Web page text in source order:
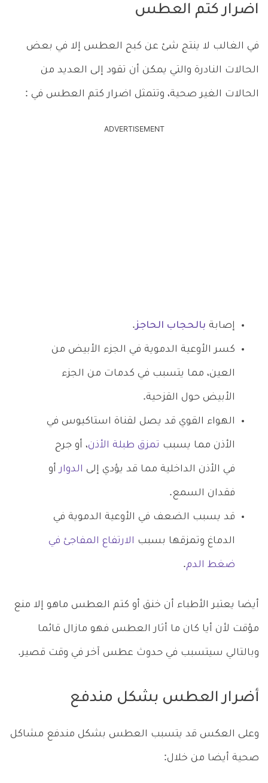
اضرار كتم العطس
في الغالب لا ينتج شئ عن كبح العطس إلا في بعض
الحالات النادرة والتي يمكن أن تقود إلى العديد من
الحالات الغير صحية، وتتمثل اضرار كتم العطس في :
ADVERTISEMENT
إصابة بالحجاب الحاجز.
كسر الأوعية الدموية في الجزء الأبيض من
العين، مما يتسبب في كدمات من الجزء
الأبيض حول القزحية.
الهواء القوي قد يصل لقناة استاكيوس في
الأذن مما يسبب تمزق طبلة الأذن، أو جرح
في الأذن الداخلية مما قد يؤدي إلى الدوار أو
فقدان السمع.
قد يسبب الضعف في الأوعية الدموية في
الدماغ وتمزقها بسبب الارتفاع المفاجئ في
ضغط الدم.
أيضا يعتبر الأطباء أن خنق أو كتم العطس ماهو إلا منع
مؤقت لأن أيا كان ما أثار العطس فهو مازال قائما
وبالتالي سيتسبب في حدوث عطس آخر في وقت قصير.
أضرار العطس بشكل مندفع
وعلى العكس قد يتسبب العطس بشكل مندفع مشاكل
صحية أيضا من خلال: